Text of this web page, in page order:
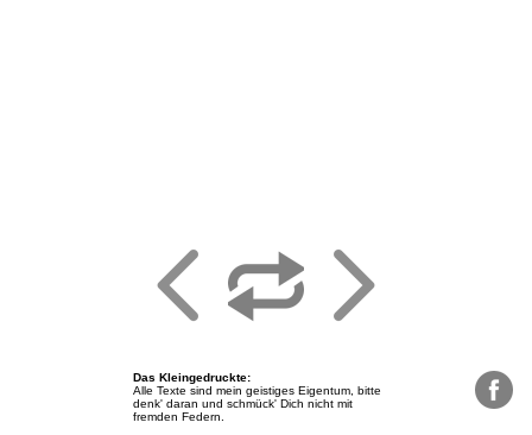
Das Kleingedruckte:
Alle Texte sind mein geistiges Eigentum, bitte
denk' daran und schmück' Dich nicht mit
fremden Federn.